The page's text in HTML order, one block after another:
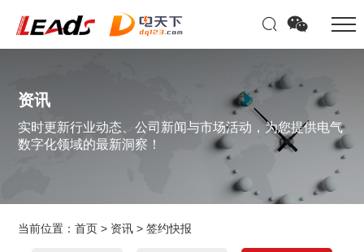
资讯
实时更新行业动态、公司新闻与市场活动，为您提供电气
数字化领域的最新洞察！
当前位置：首页 > 资讯 >签约快报